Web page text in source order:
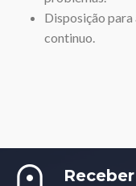
Disposição
continuo.